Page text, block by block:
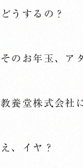
どうするの？
そのお年玉、ア
教養堂株式会社
え、イヤ？